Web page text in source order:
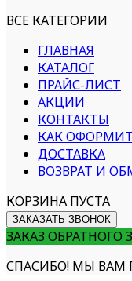
ВСЕ КАТЕГОРИИ
ГЛАВНАЯ
КАТАЛОГ
ПРАЙС-ЛИСТ
АКЦИИ
КОНТАКТЫ
КАК
ДОСТАВКА
ВОЗВРАТ И
КОРЗИНА ПУСТА
ЗАКАЗАТЬ ЗВОНОК
ЗАКАЗ ОБРАТНОГО
СПАСИБО! МЫ ВАМ